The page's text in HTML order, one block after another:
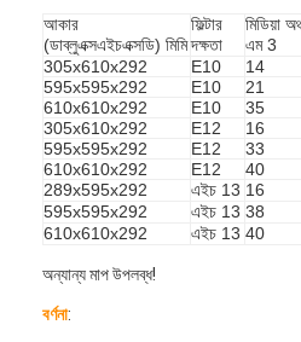
আকার
(ডাব্লুএক্সএইচএক্সডি) মিমি
ফিল্টার
দক্ষতা
মিডিয়া
এম 3
305x610x292
E10 14
595x595x292
E10 21
610x610x292
E10 35
305x610x292
E12 16
595x595x292
E12 33
610x610x292
E12 40
289x595x292
এইচ 13 16
595x595x292
এইচ 13 38
610x610x292
এইচ 13 40
অন্যান্য মাপ উপলব্ধ!
বর্ণনা: